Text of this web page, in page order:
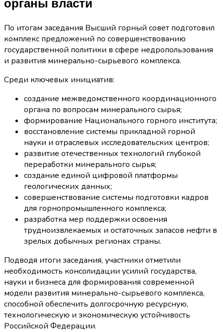
органы власти
По итогам заседания Высший горный совет подготовил
комплекс предложений по совершенствованию
государственной политики в сфере недропользования
и развития минерально-сырьевого комплекса.
Среди ключевых инициатив:
создание межведомственного координационного
органа по вопросам минерального сырья;
формирование Национального горного института;
восстановление системы прикладной горной
науки и отраслевых исследовательских центров;
развитие отечественных технологий глубокой
переработки минерального сырья;
создание единой цифровой платформы
геологических данных;
совершенствование системы подготовки кадров
для горнопромышленного комплекса;
разработка мер поддержки освоения
трудноизвлекаемых и остаточных запасов нефти в
зрелых добычных регионах страны.
Подводя итоги заседания, участники отметили
необходимость консолидации усилий государства,
науки и бизнеса для формирования современной
модели развития минерально-сырьевого комплекса,
способной обеспечить долгосрочную ресурсную,
технологическую и экономическую устойчивость
Российской Федерации.